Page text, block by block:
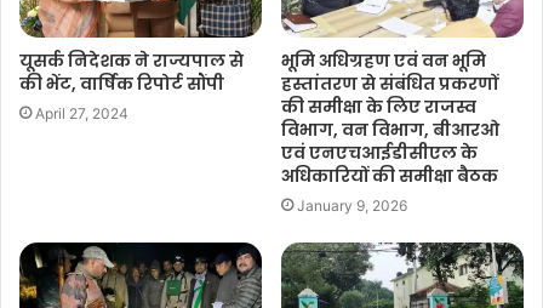
यूसर्क निदेशक ने राज्यपाल से
की भेंट, वार्षिक रिपोर्ट सौंपी
April 27, 2024
भूमि अधिग्रहण एवं वन भूमि
हस्तांतरण से संबंधित प्रकरणों
की समीक्षा के लिए राजस्व
विभाग, वन विभाग, बीआरओ
एवं एनएचआईडीसीएल के
अधिकारियों की समीक्षा बैठक
January 9, 2026